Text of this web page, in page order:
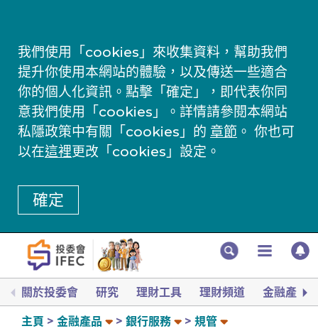
我們使用「cookies」來收集資料，幫助我們
提升你使用本網站的體驗，以及傳送一些適合
你的個人化資訊。點擊「確定」，即代表你同
意我們使用「cookies」。詳情請參閱本網站
私隱政策中有關「cookies」的 章節 。 你也可
以在這裡更改「cookies」設定。
確定
關於投委會 研究 理財工具 理財頻道 金融產品
主頁 金融產品 銀行服務 規管